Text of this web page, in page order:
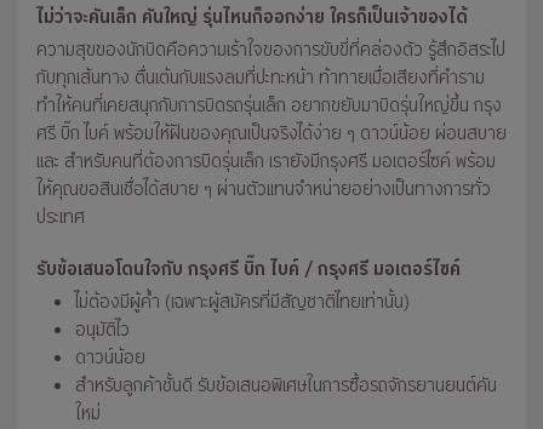
ไม่ว่าจะคันเล็ก คันใหญ่ รุ่นไหนก็ออกง่าย ใครก็เป็นเจ้าของได้
ความสุขของนักบิดคือความเร้าใจของการขับขี่ที่คล่องตัว รู้สึกอิสระไป
กับทุกเส้นทาง ตื่นเต้นกับแรงลมที่ปะทะหน้า ท้าทายเมื่อเสียงที่คำราม
ทำให้คนที่เคยสนุกกับการบิดรถรุ่นเล็ก อยากขยับมาบิดรุ่นใหญ่ขึ้น กรุง
ศรี บิ๊ก ไบค์ พร้อมให้ฝันของคุณเป็นจริงได้ง่าย ๆ ดาวน์น้อย ผ่อนสบาย
และ สำหรับคนที่ต้องการบิดรุ่นเล็ก เรายังมีกรุงศรี มอเตอร์ไซค์ พร้อม
ให้คุณขอสินเชื่อได้สบาย ๆ ผ่านตัวแทนจำหน่ายอย่างเป็นทางการทั่ว
ประเทศ
รับข้อเสนอโดนใจกับ กรุงศรี บิ๊ก ไบค์ / กรุงศรี มอเตอร์ไซค์
ไม่ต้องมีผู้ค้ำ (เฉพาะผู้สมัครที่มีสัญชาติไทยเท่านั้น)
อนุมัติไว
ดาวน์น้อย
สำหรับลูกค้าชั้นดี รับข้อเสนอพิเศษในการซื้อรถจักรยานยนต์คัน
ใหม่